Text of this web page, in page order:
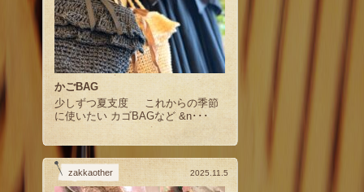
かごBAG
少しずつ夏支度 これからの季節
に使いたい カゴBAGなど &n･･･
zakkaother 2025.11.5